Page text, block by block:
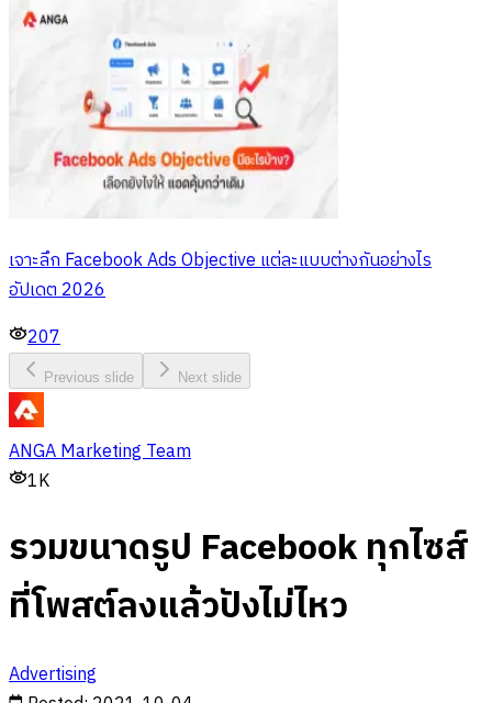
เจาะลึก Facebook Ads Objective แต่ละแบบต่างกันอย่างไร
อัปเดต 2026
207
Previous slide Next slide
ANGA Marketing Team
1K
รวมขนาดรูป Facebook ทุกไซส์
ที่โพสต์ลงแล้วปังไม่ไหว
Advertising